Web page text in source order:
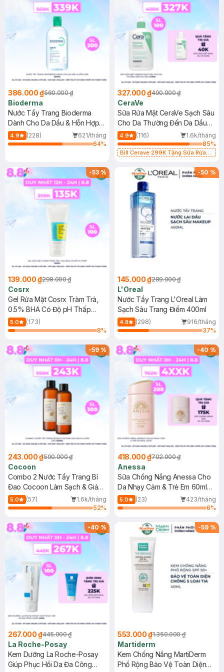
386.000 ₫560.000 ₫
Bioderma
Nước Tẩy Trang Bioderma
Dành Cho Da Dầu & Hỗn Hợp
500ml
4.9 (228)
621/tháng
64%
327.000 ₫490.000 ₫
CeraVe
Sữa Rửa Mặt CeraVe Sạch Sâu
Cho Da Thường Đến Da Dầu
473ml
4.9 (116)
1.6k/tháng
85%
Bill Cerave 299K Tặng Sữa Rửa
-53%
139.000 ₫298.000 ₫
Cosrx
Gel Rửa Mặt Cosrx Tràm Trà,
0.5% BHA Có Độ pH Thấp
150ml
5.0
(173)
8%
-50 %
145.000 ₫289.000 ₫
L'Oreal
Nước Tẩy Trang L'Oreal Làm
Sạch Sâu Trang Điểm 400ml
4.8 (298)
916/tháng
37%
-59%
243.000 ₫590.000 ₫
Cocoon
Combo 2 Nước Tẩy Trang Bí
Đao Cocoon Làm Sạch & Giảm
Dầu 500ml
5.0 (57)
1.6k/tháng
52%
-40%
418.000 ₫702.000 ₫
Anessa
Sữa Chống Nắng Anessa Cho
Da Nhạy Cảm & Trẻ Em 60ml
(Mới)
5.0 (23)
423/tháng
6%
-40%
267.000 ₫445.000 ₫
La Roche-Posay
Kem Dưỡng La Roche-Posay
Giúp Phục Hồi Da Đa Công
-59 %
553.000 ₫1.350.000 ₫
Martiderm
Kem Chống Nắng MartiDerm
Phổ Rộng Bảo Vệ Toàn Diện